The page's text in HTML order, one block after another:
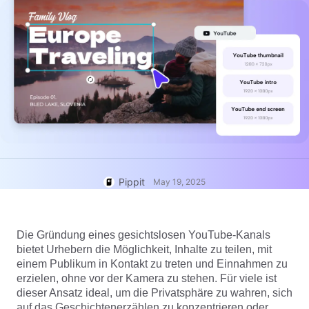
Jetzt bearbeiten
KI-Produktbilder
Generiere mühelos professionelle
Produktfotos im Batch-Verfahren.
KI-Avatare und -Stimmen
Nutze eine Vielzahl realistischer
Hilfezentrum
Nutzer*innenkonto
Asset-Verwaltung
Veröffentlichung und Analyse
Produktbilder
1-Klick-Lösung für Videos
7 Werbeplakat-Ideen
Tipps für Unternehmen
KI-gestützte Produktposter
Die 5 wichtigsten Arten von
Geschäftsvideos
KI-generierter
Produkthintergrund
Tipps für soziale Medien
TikTok Video-Werbeleitfaden
Pippit May 19, 2025
Die Gründung eines gesichtslosen YouTube-Kanals
bietet Urhebern die Möglichkeit, Inhalte zu teilen, mit
einem Publikum in Kontakt zu treten und Einnahmen zu
erzielen, ohne vor der Kamera zu stehen. Für viele ist
dieser Ansatz ideal, um die Privatsphäre zu wahren, sich